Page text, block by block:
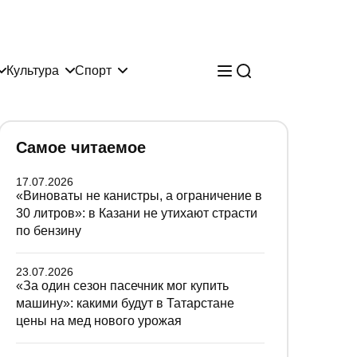
Культура Спорт
Самое читаемое
17.07.2026
«Виноваты не канистры, а ограничение в
30 литров»: в Казани не утихают страсти
по бензину
23.07.2026
«За один сезон пасечник мог купить
машину»: какими будут в Татарстане
цены на мед нового урожая